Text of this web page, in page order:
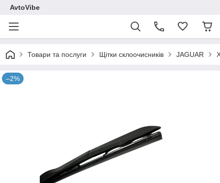
AvtoVibe
Товари та послуги Щітки склоочисників JAGUAR
–2%